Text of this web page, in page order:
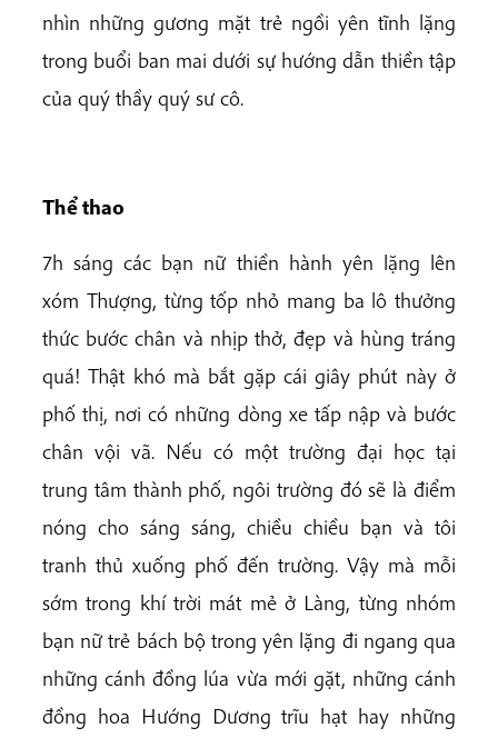
nhìn những gương mặt trẻ ngồi yên tĩnh lặng
trong buổi ban mai dưới sự hướng dẫn thiền tập
của quý thầy quý sư cô.
Thể thao
7h sáng các bạn nữ thiền hành yên lặng lên
xóm Thượng, từng tốp nhỏ mang ba lô thưởng
thức bước chân và nhịp thở, đẹp và hùng tráng
quá! Thật khó mà bắt gặp cái giây phút này ở
phố thị, nơi có những dòng xe tấp nập và bước
chân vội vã. Nếu có một trường đại học tại
trung tâm thành phố, ngôi trường đó sẽ là điểm
nóng cho sáng sáng, chiều chiều bạn và tôi
tranh thủ xuống phố đến trường. Vậy mà mỗi
sớm trong khí trời mát mẻ ở Làng, từng nhóm
bạn nữ trẻ bách bộ trong yên lặng đi ngang qua
những cánh đồng lúa vừa mới gặt, những cánh
đồng hoa Hướng Dương trĩu hạt hay những